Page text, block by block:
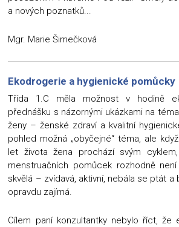
a nových poznatků...
Mgr. Marie Šimečková
Ekodrogerie a hygienické pomůcky
Třída 1.C měla možnost v hodině
přednášku s názornými ukázkami na
ženy – ženské zdraví a kvalitní
pohled možná „obyčejné“ téma, ale
let života žena prochází svým
menstruačních pomůcek rozhodně
skvělá – zvídavá, aktivní, nebála se ptát a
opravdu zajímá.
Cílem paní konzultantky nebylo říct, že